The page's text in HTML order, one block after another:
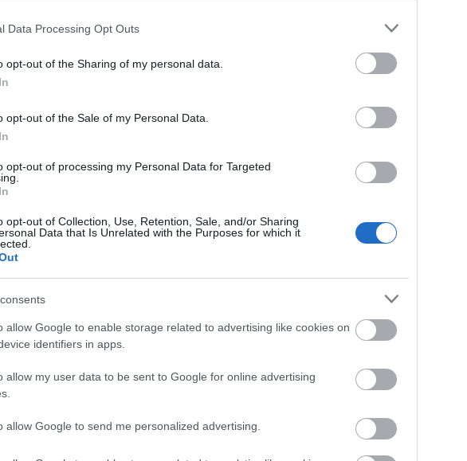
Data Processing Opt Outs
opt-out of the Sharing of my personal data.
opt-out of the Sale of my Personal Data.
opt-out of processing my Personal Data for Targeted
opt-out of Collection, Use, Retention, Sale, and/or Sharing
Data that Is Unrelated with the Purposes for which it
allow Google to enable storage related to advertising like cookies on
identifiers in apps.
allow my user data to be sent to Google for online advertising
allow Google to send me personalized advertising.
RSS 2.0
bejegyzések
bejegyzések,
2014 május (1)
2014 április (23
2014 február
2013 december
2013 november
2013 szeptember
2013 augusztus
szemszögéből állt ki a szivárogtatók mellett Bruce
arra, hogy a hatalmon lévők erkölcstelen
emberekről begyűjtött adatok a fontosak itt,
programokat és módszereket használ. Értem,
hogy szegjenek törvényt, és sodorják
hogy szembemenjen a nála sokkal erősebb
attól a rendszertől, amelyet ő nem tart sem
a véleményének hangot is ad. Ez önmagában egy
kormányzás nemcsak egy kis csoportnak
Emlékeztet arra, hogy minden állampolgárnak van
a lelkiismerete kötelezte erre a tettre:
nem fognak meghátrálni a rájuk váró
megengedni lelkiismeretük.
jó kapcsolat a nyilvánossággal, mert a nagyközönség
a kapott információt. A nagyközönségé, amely
az információra, és egyfajta bírói szerepet tölt be.
figyelni, mit lepleznek le az adatok. Ehhez az újságírók
ők azok, akik megítélik, hogy valósak-e az